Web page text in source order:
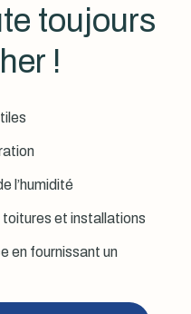
toujours
!
l’humidité
toitures et installations
en fournissant un